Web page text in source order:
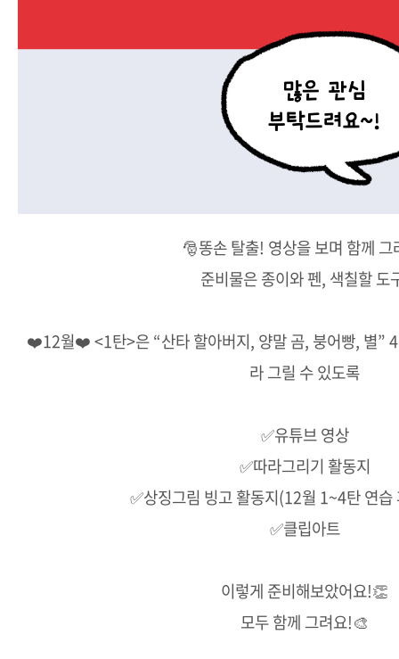
🎅똥손 탈출! 영상을 보며 함께 그
준비물은 종이와 펜, 색칠할 도
❤️12월❤️ <1탄>은 “산타 할아버지, 양말 곰, 붕어빵, 별” 4
라 그릴 수 있도록
✅유튜브 영상
✅따라그리기 활동지
✅상징그림 빙고 활동지(12월 1~4탄 연습
✅클립아트
이렇게 준비해보았어요!👏
모두 함께 그려요!🎨